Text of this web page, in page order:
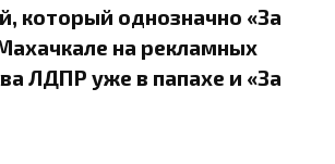
который однозначно «За
на рекламных
ЛДПР уже в папахе и «За